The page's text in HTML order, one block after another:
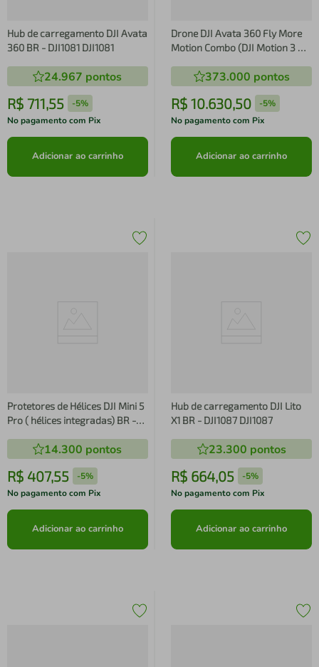
Hub de carregamento DJI Avata
360 BR - DJI1081 DJI1081
24.967 pontos
R$ 711,55 -5%
No pagamento com Pix
Adicionar ao carrinho
Drone DJI Avata 360 Fly More
Motion Combo (DJI Motion 3 &
DJI078 373.000 pontos
R$ 10.630,50 -5%
No pagamento com Pix
Adicionar ao carrinho
Protetores de Hélices DJI Mini 5
Pro ( hélices integradas) BR -
14.300 pontos
R$ 407,55 -5%
No pagamento com Pix
Adicionar ao carrinho
Hub de carregamento DJI Lito
X1 BR - DJI1087 DJI1087
23.300 pontos
R$ 664,05 -5%
No pagamento com Pix
Adicionar ao carrinho